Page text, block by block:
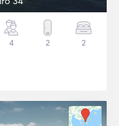
4 2 2